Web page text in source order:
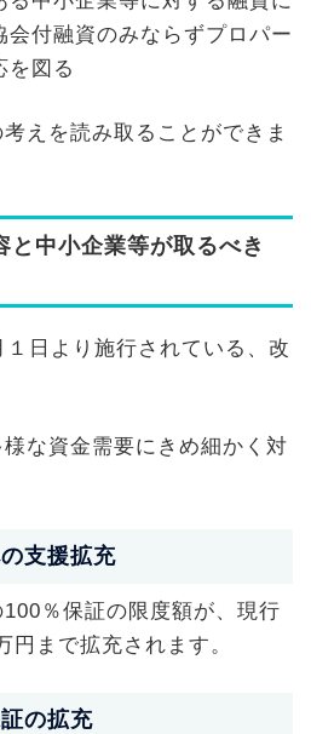
会付融資のみならずプロパー
を図る
えを読み取ることができま
と中小企業等が取るべき
日より施行されている、改
な資金需要にきめ細かく対
支援拡充
％保証の限度額が、現行
まで拡充されます。
の拡充